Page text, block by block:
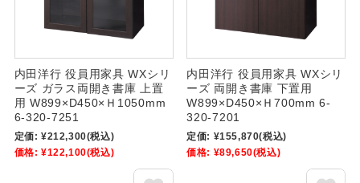
内田洋行 役員用家具 WXシリ
ーズ ガラス両開き書庫 上置
用 W899×D450×Ｈ1050mm
6-320-7251
定価: ¥212,300(税込)
価格: ¥122,100(税込)
内田洋行 役員用家具 WXシリ
ーズ 両開き書庫 下置用
W899×D450×Ｈ700mm 6-
320-7201
定価: ¥155,870(税込)
価格: ¥89,650(税込)